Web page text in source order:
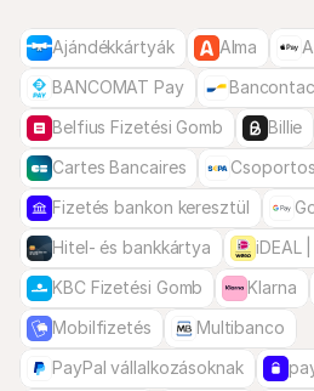
Ajándékkártyák Alma
BANCOMAT Pay
Belfius Fizetési Gomb
Billie
Cartes Bancaires
Fizetés bankon keresztül
Hitel- és bankkártya
iDEAL
KBC Fizetési Gomb
Klarna
Mobilfizetés
Multibanco
PayPal vállalkozásoknak